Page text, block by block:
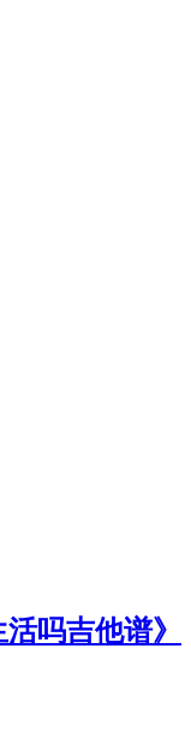
吗吉他谱》